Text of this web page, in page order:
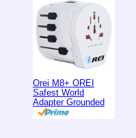
Orei M8+ OREI
Safest World
Adapter Grounded